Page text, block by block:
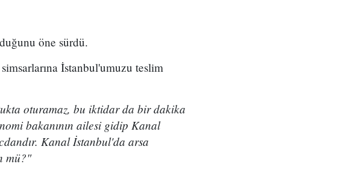
öne sürdü.
İstanbul'umuzu teslim
oturamaz, bu iktidar da bir dakika
bakanının ailesi gidip Kanal
Kanal İstanbul'da arsa
mü?"